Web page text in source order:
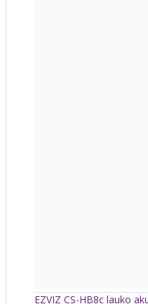
EZVIZ CS-HB8c lauko